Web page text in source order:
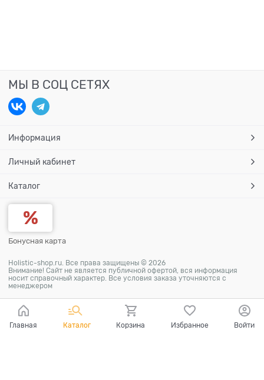
МЫ В СОЦ СЕТЯХ
Информация
Личный кабинет
Каталог
Бонусная карта
Holistic-shop.ru. Все права защищены © 2026
Внимание! Сайт не является публичной офертой, вся информация
носит справочный характер. Все условия заказа уточняются с
менеджером
Главная Каталог Корзина Избранное Войти